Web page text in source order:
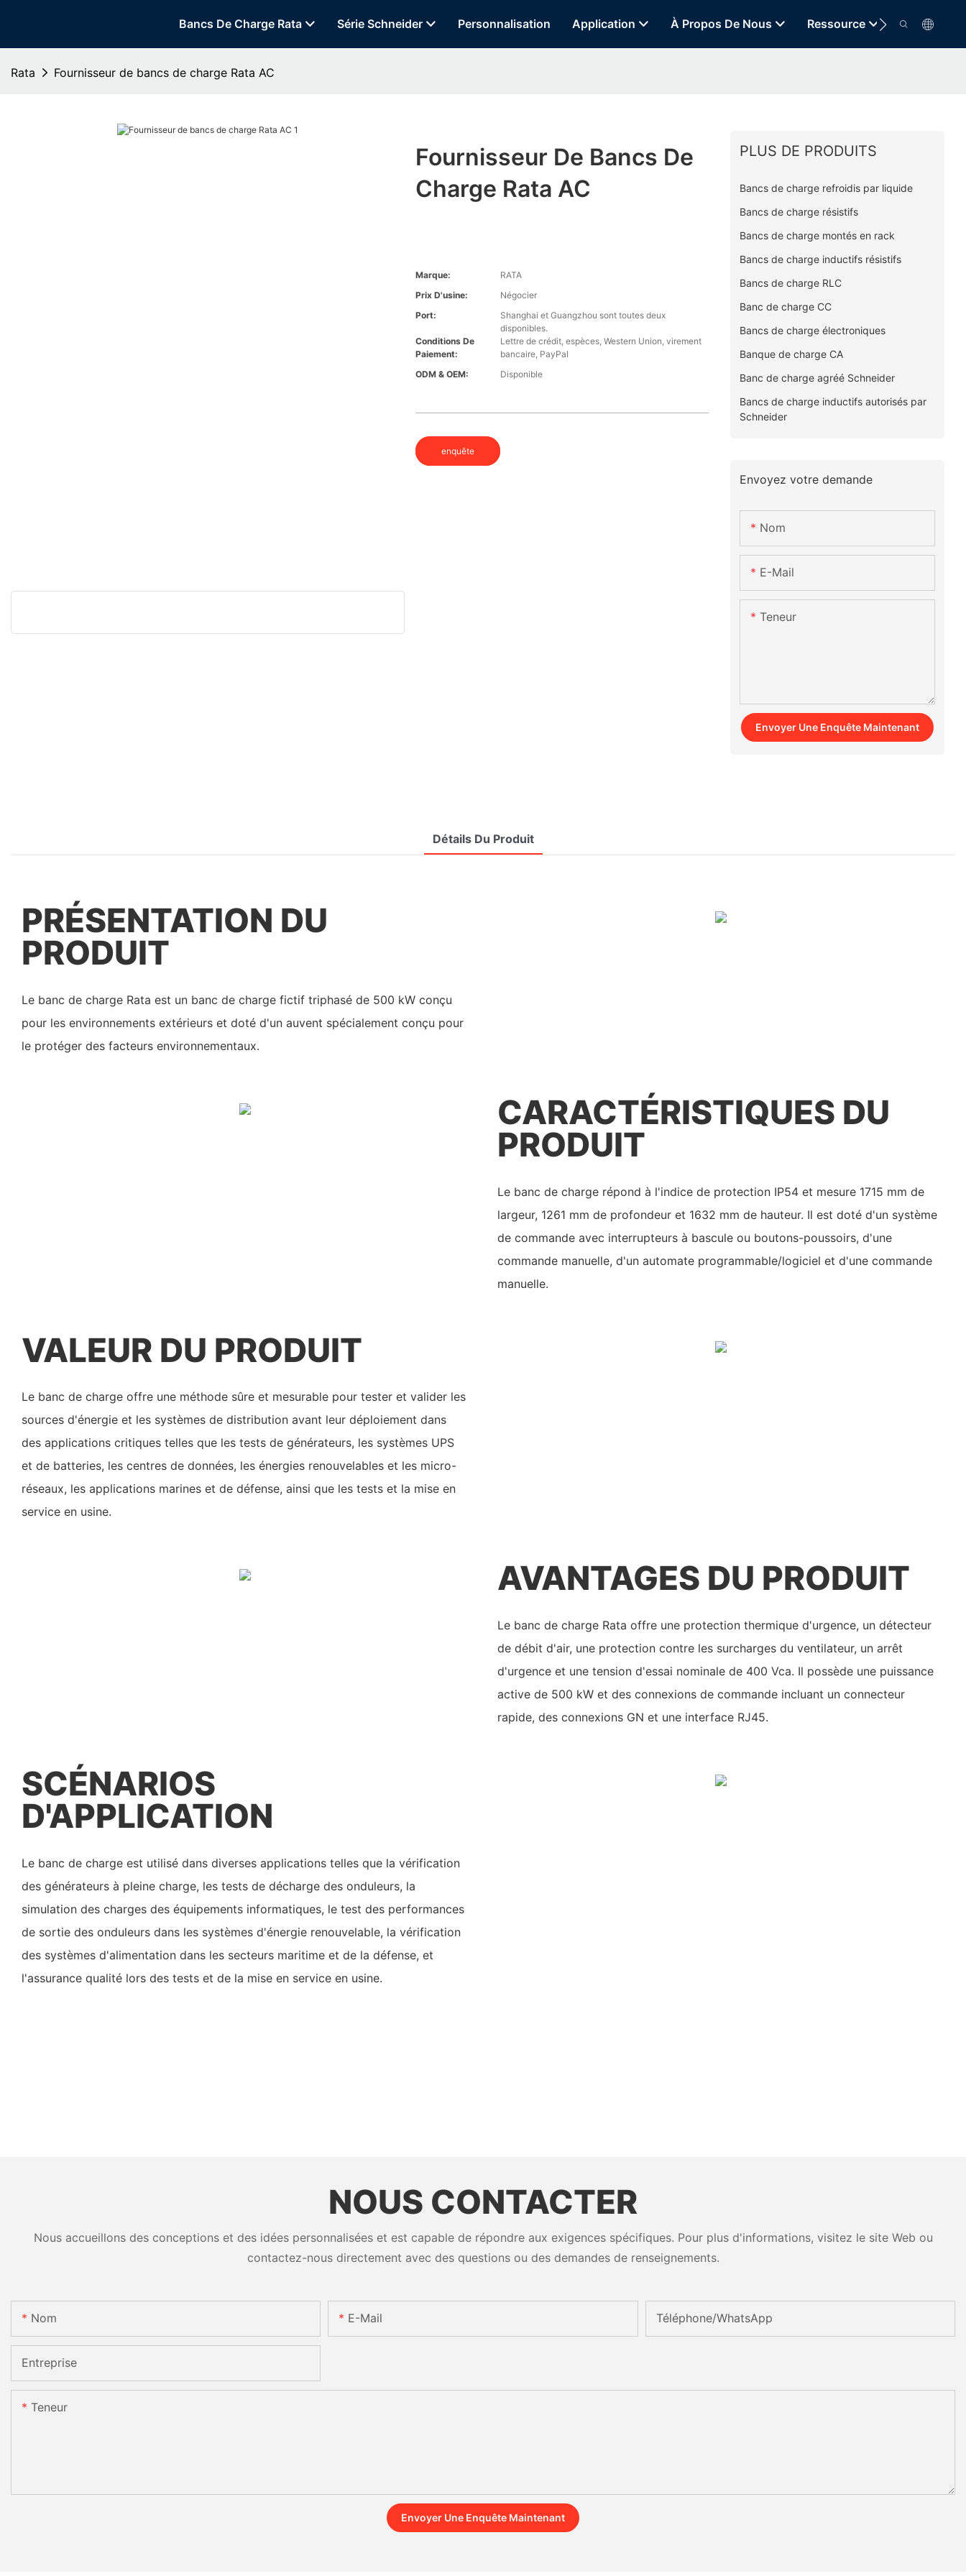
Bancs De Charge Rata Série Schneider Personnalisation Application À Propos De Nous Ressource Contact
Rata Fournisseur de bancs de charge Rata AC
Fournisseur De Bancs De
Charge Rata AC
Marque:
RATA
Prix ​​d'usine:
Négocier
Port:
Shanghai et Guangzhou sont toutes deux
disponibles.
Conditions De
Paiement:
Lettre de crédit, espèces, Western Union, virement
bancaire, PayPal
ODM & OEM:
Disponible
enquête
PLUS DE PRODUITS
Bancs de charge refroidis par liquide
Bancs de charge résistifs
Bancs de charge montés en rack
Bancs de charge inductifs résistifs
Bancs de charge RLC
Banc de charge CC
Bancs de charge électroniques
Banque de charge CA
Banc de charge agréé Schneider
Bancs de charge inductifs autorisés par
Schneider
Envoyez votre demande
Nom
E-Mail
Teneur
Envoyer Une Enquête Maintenant
Détails Du Produit
PRÉSENTATION DU
PRODUIT
Le banc de charge Rata est un banc de charge fictif triphasé de 500 kW conçu
pour les environnements extérieurs et doté d'un auvent spécialement conçu pour
le protéger des facteurs environnementaux.
CARACTÉRISTIQUES DU
PRODUIT
Le banc de charge répond à l'indice de protection IP54 et mesure 1715 mm de
largeur, 1261 mm de profondeur et 1632 mm de hauteur. Il est doté d'un système
de commande avec interrupteurs à bascule ou boutons-poussoirs, d'une
commande manuelle, d'un automate programmable/logiciel et d'une commande
manuelle.
VALEUR DU PRODUIT
Le banc de charge offre une méthode sûre et mesurable pour tester et valider les
sources d'énergie et les systèmes de distribution avant leur déploiement dans
des applications critiques telles que les tests de générateurs, les systèmes UPS
et de batteries, les centres de données, les énergies renouvelables et les micro-
réseaux, les applications marines et de défense, ainsi que les tests et la mise en
service en usine.
AVANTAGES DU PRODUIT
Le banc de charge Rata offre une protection thermique d'urgence, un détecteur
de débit d'air, une protection contre les surcharges du ventilateur, un arrêt
d'urgence et une tension d'essai nominale de 400 Vca. Il possède une puissance
active de 500 kW et des connexions de commande incluant un connecteur
rapide, des connexions GN et une interface RJ45.
SCÉNARIOS
D'APPLICATION
Le banc de charge est utilisé dans diverses applications telles que la vérification
des générateurs à pleine charge, les tests de décharge des onduleurs, la
simulation des charges des équipements informatiques, le test des performances
de sortie des onduleurs dans les systèmes d'énergie renouvelable, la vérification
des systèmes d'alimentation dans les secteurs maritime et de la défense, et
l'assurance qualité lors des tests et de la mise en service en usine.
NOUS CONTACTER
Nous accueillons des conceptions et des idées personnalisées et est capable de répondre aux exigences spécifiques. Pour plus d'informations, visitez le site Web ou
contactez-nous directement avec des questions ou des demandes de renseignements.
Nom E-Mail Téléphone/WhatsApp
Entreprise
Teneur
Envoyer Une Enquête Maintenant